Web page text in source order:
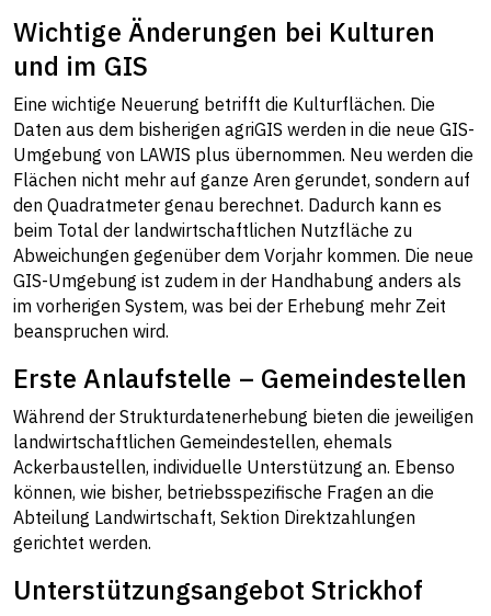
Wichtige Änderungen bei Kulturen
und im GIS
Eine wichtige Neuerung betrifft die Kulturflächen. Die
Daten aus dem bisherigen agriGIS werden in die neue GIS-
Umgebung von LAWIS plus übernommen. Neu werden die
Flächen nicht mehr auf ganze Aren gerundet, sondern auf
den Quadratmeter genau berechnet. Dadurch kann es
beim Total der landwirtschaftlichen Nutzfläche zu
Abweichungen gegenüber dem Vorjahr kommen. Die neue
GIS-Umgebung ist zudem in der Handhabung anders als
im vorherigen System, was bei der Erhebung mehr Zeit
beanspruchen wird.
Erste Anlaufstelle – Gemeindestellen
Während der Strukturdatenerhebung bieten die jeweiligen
landwirtschaftlichen Gemeindestellen, ehemals
Ackerbaustellen, individuelle Unterstützung an. Ebenso
können, wie bisher, betriebsspezifische Fragen an die
Abteilung Landwirtschaft, Sektion Direktzahlungen
gerichtet werden.
Unterstützungsangebot Strickhof